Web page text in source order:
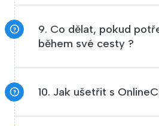
9. Co dělat, pokud
během své cesty ?
10. Jak ušetřit s